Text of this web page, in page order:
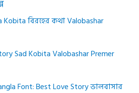
Kobita বিরহের কথা Valobashar
Sad Kobita Valobashar Premer
Font: Best Love Story ভালবাসার